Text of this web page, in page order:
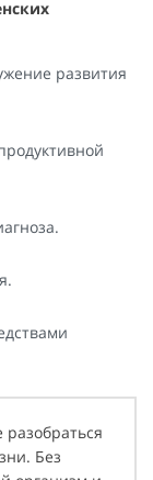
развития
Без